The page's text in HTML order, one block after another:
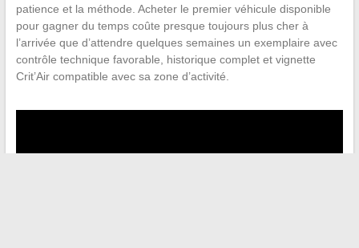
patience et la méthode. Acheter le premier véhicule disponible
pour gagner du temps coûte presque toujours plus cher à
l’arrivée que d’attendre quelques semaines un exemplaire avec
contrôle technique favorable, historique complet et vignette
Crit’Air compatible avec sa zone d’activité.